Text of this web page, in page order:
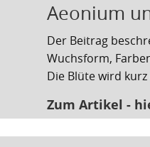
Aeonium
Der Beitrag
Wuchsform,
Die Blüte wird
Zum Artikel -